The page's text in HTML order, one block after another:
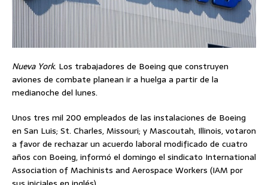
Nueva York. Los trabajadores de Boeing que construyen
aviones de combate planean ir a huelga a partir de la
medianoche del lunes.
Unos tres mil 200 empleados de las instalaciones de Boeing
en San Luis; St. Charles, Missouri; y Mascoutah, Illinois, votaron
a favor de rechazar un acuerdo laboral modificado de cuatro
años con Boeing, informó el domingo el sindicato International
Association of Machinists and Aerospace Workers (IAM por